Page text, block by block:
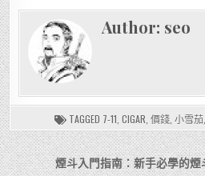
Author: seo
TAGGED 7-11, CIGAR, 價錢, 小雪茄,
文 煙斗入門指南：新手必學的